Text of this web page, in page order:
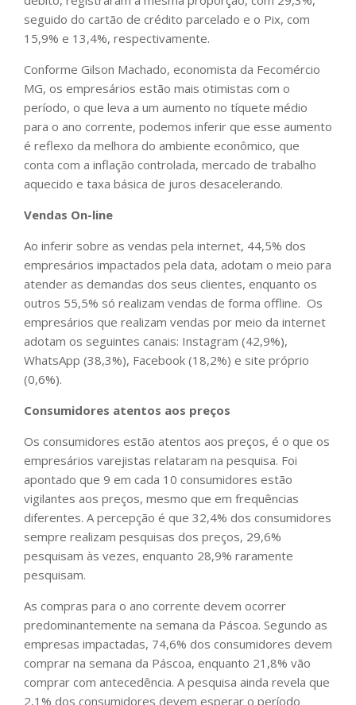
seguido do cartão de crédito parcelado e o Pix, com
15,9% e 13,4%, respectivamente.
Conforme Gilson Machado, economista da Fecomércio
MG, os empresários estão mais otimistas com o
período, o que leva a um aumento no tíquete médio
para o ano corrente, podemos inferir que esse aumento
é reflexo da melhora do ambiente econômico, que
conta com a inflação controlada, mercado de trabalho
aquecido e taxa básica de juros desacelerando.
Vendas On-line
Ao inferir sobre as vendas pela internet, 44,5% dos
empresários impactados pela data, adotam o meio para
atender as demandas dos seus clientes, enquanto os
outros 55,5% só realizam vendas de forma offline. Os
empresários que realizam vendas por meio da internet
adotam os seguintes canais: Instagram (42,9%),
WhatsApp (38,3%), Facebook (18,2%) e site próprio
(0,6%).
Consumidores atentos aos preços
Os consumidores estão atentos aos preços, é o que os
empresários varejistas relataram na pesquisa. Foi
apontado que 9 em cada 10 consumidores estão
vigilantes aos preços, mesmo que em frequências
diferentes. A percepção é que 32,4% dos consumidores
sempre realizam pesquisas dos preços, 29,6%
pesquisam às vezes, enquanto 28,9% raramente
pesquisam.
As compras para o ano corrente devem ocorrer
predominantemente na semana da Páscoa. Segundo as
empresas impactadas, 74,6% dos consumidores devem
comprar na semana da Páscoa, enquanto 21,8% vão
comprar com antecedência. A pesquisa ainda revela que
2,1% dos consumidores devem esperar o período